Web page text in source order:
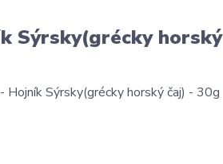
Sýrsky(grécky